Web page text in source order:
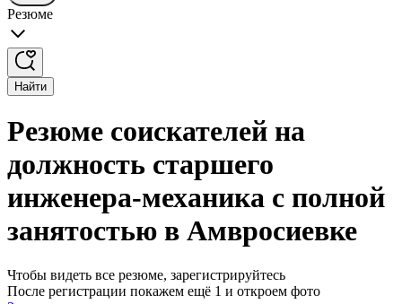
Резюме
Найти
Резюме соискателей на
должность старшего
инженера-механика с полной
занятостью в Амвросиевке
Чтобы видеть все резюме, зарегистрируйтесь
После регистрации покажем ещё 1 и откроем фото